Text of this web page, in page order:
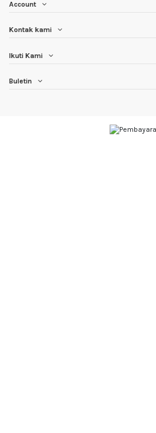
Account
Kontak kami
Ikuti Kami
Buletin